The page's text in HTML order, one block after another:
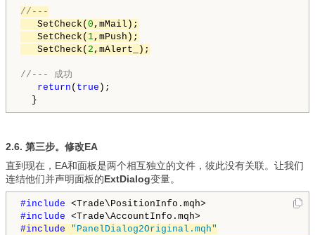
//---
SetCheck( 0 ,mMail);
SetCheck( 1,mPush);
SetCheck( 2
//--- 成功
return ( true );
2.6. 第三步。 修改EA
直到现在，EA和面板是两个相互独立的文件，彼此没有关联。让我们
连结他们并声明面板的ExtDialog变量。
#include
#include
#include "PanelDialog2Original.mqh"